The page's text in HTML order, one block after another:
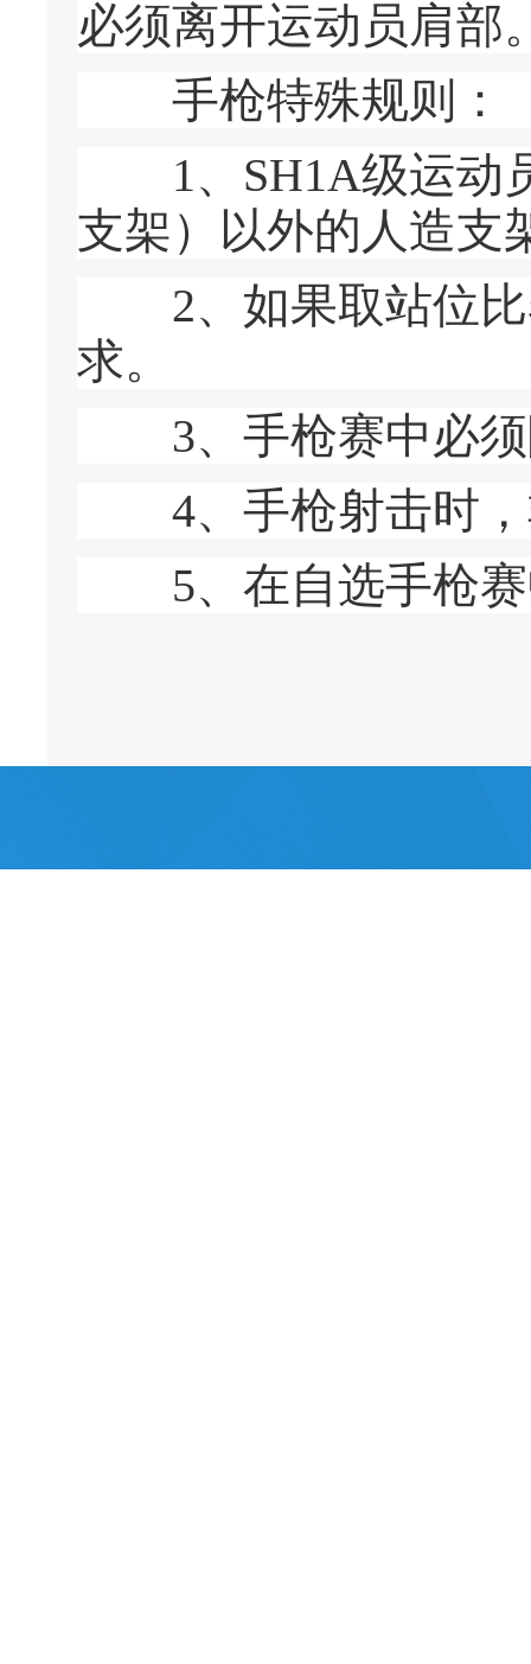
必须离开运动员肩部
手枪特殊规则：
1、SH1A级运动员
支架）以外的人造支
2、如果取站位比
求。
3、手枪赛中必须
4、手枪射击时，
5、在自选手枪赛